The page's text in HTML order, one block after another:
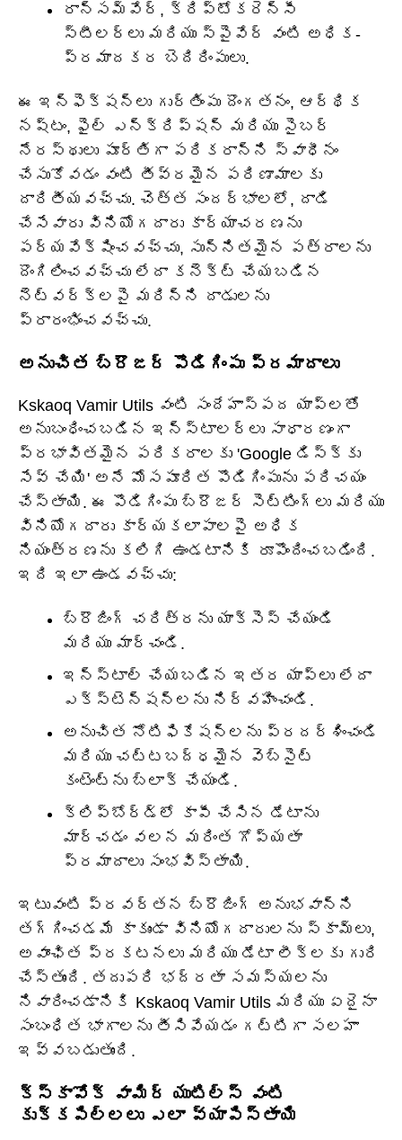
రాన్సమ్‌వేర్, క్రిప్టోకరెన్సీ
స్టీలర్లు మరియు స్పైవేర్ వంటి అధిక-
ప్రమాదకర బెదిరింపులు.
ఈ ఇన్ఫెక్షన్లు గుర్తింపు దొంగతనం, ఆర్థిక
నష్టం, ఫైల్ ఎన్‌క్రిప్షన్ మరియు సైబర్
నేరస్థులు పూర్తిగా పరికరాన్ని స్వాధీనం
చేసుకోవడం వంటి తీవ్రమైన పరిణామాలకు
దారితీయవచ్చు. చెత్త సందర్భాలలో, దాడి
చేసేవారు వినియోగదారు కార్యాచరణను
పర్యవేక్షించవచ్చు, సున్నితమైన పత్రాలను
దొంగిలించవచ్చు లేదా కనెక్ట్ చేయబడిన
నెట్‌వర్క్‌లపై మరిన్ని దాడులను
ప్రారంభించవచ్చు.
అనుచిత బ్రౌజర్ పొడిగింపు ప్రమాదాలు
Kskaoq Vamir Utils వంటి సందేహాస్పద యాప్‌లతో
అనుబంధించబడిన ఇన్‌స్టాలర్‌లు సాధారణంగా
ప్రభావితమైన పరికరాలకు 'Google డిస్క్‌కు
సేవ్ చేయి' అనే మోసపూరిత పొడిగింపును పరిచయం
చేస్తాయి. ఈ పొడిగింపు బ్రౌజర్ సెట్టింగ్‌లు మరియు
వినియోగదారు కార్యకలాపాలపై అధిక
నియంత్రణను కలిగి ఉండటానికి రూపొందించబడింది.
ఇది ఇలా ఉండవచ్చు:
బ్రౌజింగ్ చరిత్రను యాక్సెస్ చేయండి
మరియు మార్చండి.
ఇన్‌స్టాల్ చేయబడిన ఇతర యాప్‌లు లేదా
ఎక్స్‌టెన్షన్‌లను నిర్వహించండి.
అనుచిత నోటిఫికేషన్‌లను ప్రదర్శించండి
మరియు చట్టబద్ధమైన వెబ్‌సైట్
కంటెంట్‌ను బ్లాక్ చేయండి.
క్లిప్‌బోర్డ్‌లో కాపీ చేసిన డేటాను
మార్చడం వలన మరింత గోప్యతా
ప్రమాదాలు సంభవిస్తాయి.
ఇటువంటి ప్రవర్తన బ్రౌజింగ్ అనుభవాన్ని
తగ్గించడమే కాకుండా వినియోగదారులను స్కామ్‌లు,
అవాంఛిత ప్రకటనలు మరియు డేటా లీక్‌లకు గురి
చేస్తుంది. తదుపరి భద్రతా సమస్యలను
నివారించడానికి Kskaoq Vamir Utils మరియు ఏదైనా
సంబంధిత భాగాలను తీసివేయడం గట్టిగా సలహా
ఇవ్వబడుతుంది.
క్స్కావోక్ వామిర్ యుటిల్స్ వంటి
కుక్కపిల్లలు ఎలా వ్యాపిస్తాయి